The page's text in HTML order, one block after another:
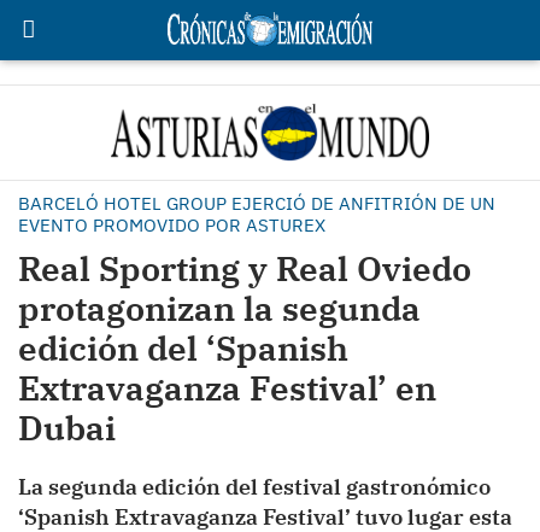
BARCELÓ HOTEL GROUP EJERCIÓ DE ANFITRIÓN DE UN
EVENTO PROMOVIDO POR ASTUREX
Real Sporting y Real Oviedo
protagonizan la segunda
edición del ‘Spanish
Extravaganza Festival’ en
Dubai
La segunda edición del festival gastronómico
‘Spanish Extravaganza Festival’ tuvo lugar esta